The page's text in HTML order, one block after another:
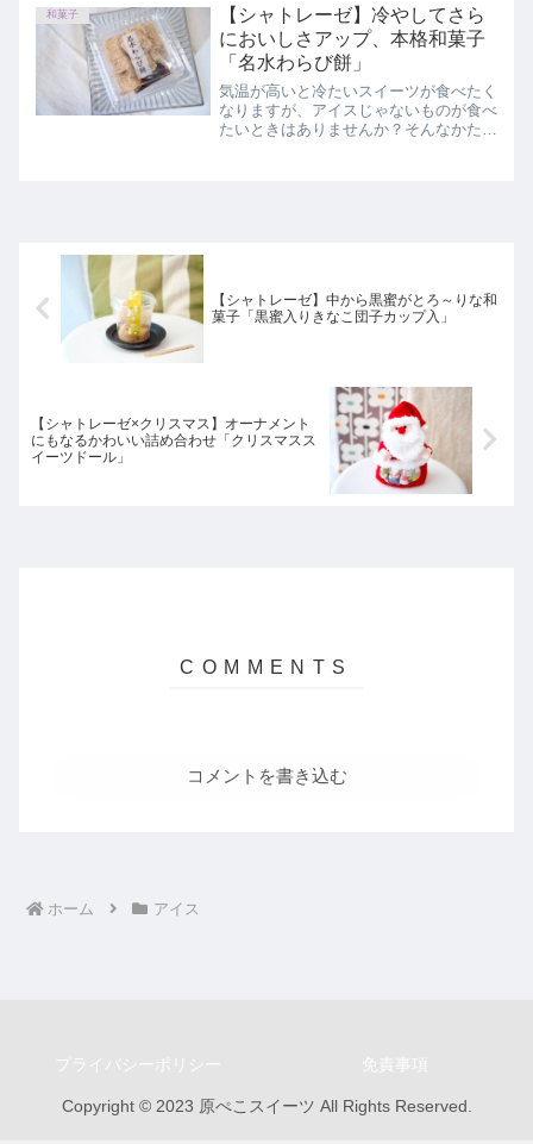
レン」の味やコスパを食べ比べしながら
レビューしていきます。
和菓子
【シャトレーゼ】冷やしてさら
においしさアップ、本格和菓子
「名水わらび餅」
気温が高いと冷たいスイーツが食べたく
なりますが、アイスじゃないものが食べ
たいときはありませんか？そんなかたに
【シャトレーゼ】中から黒蜜がとろ～りな和
菓子「黒蜜入りきなこ団子カップ入」
【シャトレーゼ×クリスマス】オーナメント
にもなるかわいい詰め合わせ「クリスマスス
イーツドール」
コメントを書き込む
ホーム アイス
プライバシーポリシー 免責事項
Copyright © 2023 原ぺこスイーツ All Rights Reserved.